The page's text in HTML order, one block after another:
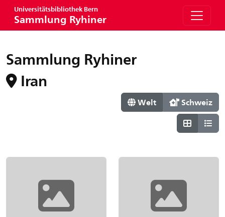
Universitätsbibliothek Bern
Sammlung Ryhiner
Sammlung Ryhiner
Iran
Welt Schweiz